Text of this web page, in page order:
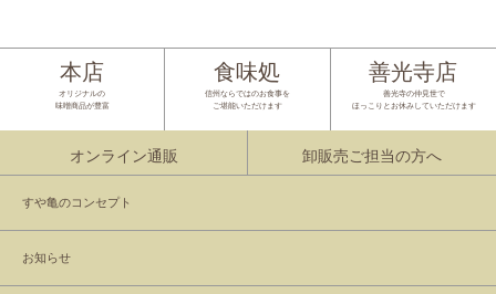
本店
オリジナルの
味噌商品が豊富
食味処
信州ならではのお食事を
ご堪能いただけます
善光寺店
善光寺の仲見世で
ほっこりとお休みしていただけます
オンライン通販 卸販売ご担当の方へ
すや亀のコンセプト
お知らせ